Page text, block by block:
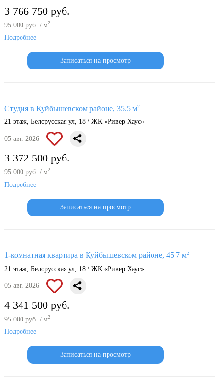
3 766 750 руб.
95 000 руб. / м2
Подробнее
Записаться на просмотр
Студия в Куйбышевском районе, 35.5 м2
21 этаж, Белорусская ул, 18 / ЖК «Ривер Хаус»
05 авг. 2026
3 372 500 руб.
95 000 руб. / м2
Подробнее
Записаться на просмотр
1-комнатная квартира в Куйбышевском районе, 45.7 м2
21 этаж, Белорусская ул, 18 / ЖК «Ривер Хаус»
05 авг. 2026
4 341 500 руб.
95 000 руб. / м2
Подробнее
Записаться на просмотр